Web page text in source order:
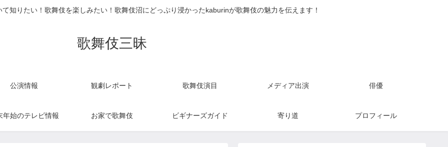
知りたい！歌舞伎を楽しみたい！歌舞伎沼にどっぷり浸かったkaburinが歌舞伎の魅力を伝えます！
歌舞伎三昧
公演情報 観劇レポート 歌舞伎演目 メディア出演 俳優
年始のテレビ情報 お家で歌舞伎 ビギナーズガイド 寄り道 プロフィール